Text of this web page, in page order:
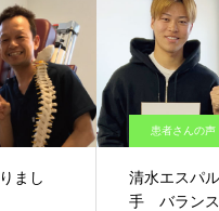
まし
患者さんの声
清水エスパ
手 バランス